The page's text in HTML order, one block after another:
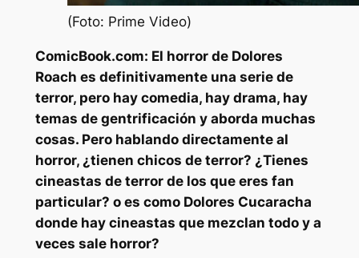
(Foto: Prime Video)
ComicBook.com: El horror de Dolores
Roach es definitivamente una serie de
terror, pero hay comedia, hay drama, hay
temas de gentrificación y aborda muchas
cosas. Pero hablando directamente al
horror, ¿tienen chicos de terror? ¿Tienes
cineastas de terror de los que eres fan
particular? o es comoDolores Cucaracha
donde hay cineastas que mezclan todo y a
veces sale horror?